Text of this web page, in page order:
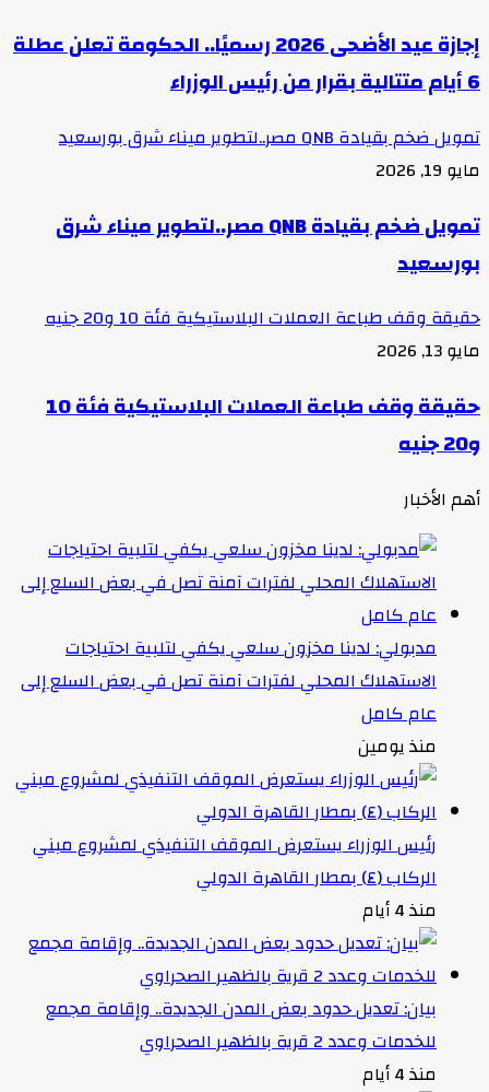
إجازة عيد الأضحى 2026 رسميًا.. الحكومة تعلن عطلة
6 أيام متتالية بقرار من رئيس الوزراء
تمويل ضخم بقيادة QNB مصر..لتطوير ميناء شرق بورسعيد
مايو 19, 2026
تمويل ضخم بقيادة QNB مصر..لتطوير ميناء شرق
بورسعيد
حقيقة وقف طباعة العملات البلاستيكية فئة 10 و20 جنيه
مايو 13, 2026
حقيقة وقف طباعة العملات البلاستيكية فئة 10
و20 جنيه
أهم الأخبار
مدبولي: لدينا مخزون سلعي يكفي لتلبية احتياجات
الاستهلاك المحلي لفترات آمنة تصل في بعض السلع إلى
عام كامل
منذ يومين
رئيس الوزراء يستعرض الموقف التنفيذي لمشروع مبني
الركاب (٤) بمطار القاهرة الدولي
منذ 4 أيام
بيان: تعديل حدود بعض المدن الجديدة.. وإقامة مجمع
للخدمات وعدد 2 قرية بالظهير الصحراوي
منذ 4 أيام